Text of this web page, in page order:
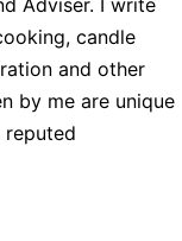
candle
and other
by me are unique
reputed